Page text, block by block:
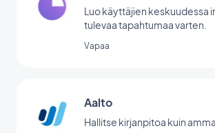
Luo käyttäjien keskuudessa
tulevaa tapahtumaa varten.
Vapaa
Aalto
Hallitse kirjanpitoa kuin